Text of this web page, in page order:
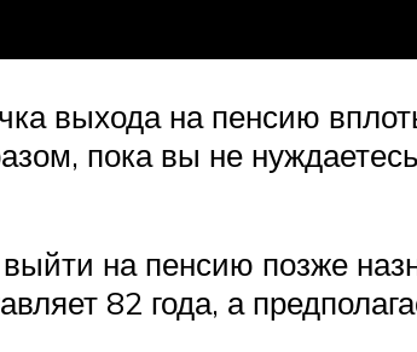
выхода на пенсию
пока вы не
на пенсию позже
82 года, а